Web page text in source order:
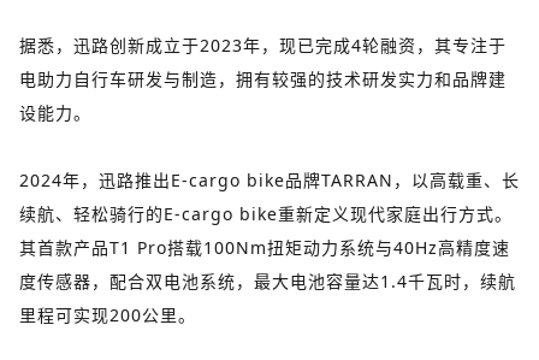
据悉，迅路创新成立于2023年，现已完成4轮融资，其专注于
电助力自行车研发与制造，拥有较强的技术研发实力和品牌建
设能力。
2024年，迅路推出E-cargo bike品牌TARRAN，以高载重、长
续航、轻松骑行的E-cargo bike重新定义现代家庭出行方式。
其首款产品T1 Pro搭载100Nm扭矩动力系统与40Hz高精度速
度传感器，配合双电池系统，最大电池容量达1.4千瓦时，续航
里程可实现200公里。